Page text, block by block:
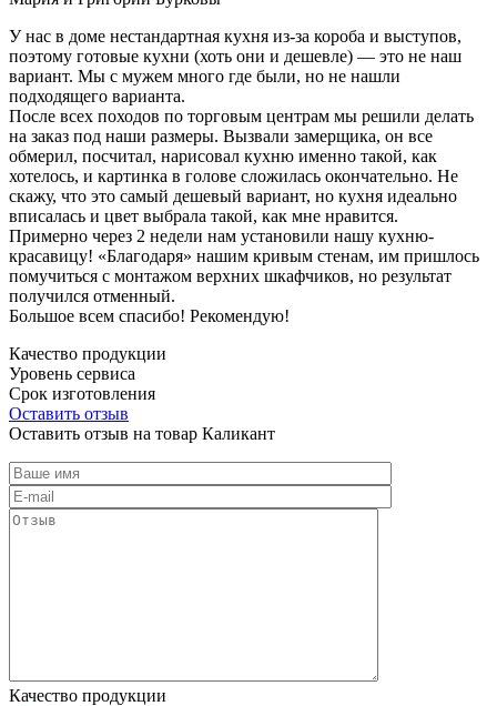
У нас в доме нестандартная кухня из-за короба и выступов,
поэтому готовые кухни (хоть они и дешевле) — это не наш
вариант. Мы с мужем много где были, но не нашли
подходящего варианта.
После всех походов по торговым центрам мы решили делать
на заказ под наши размеры. Вызвали замерщика, он все
обмерил, посчитал, нарисовал кухню именно такой, как
хотелось, и картинка в голове сложилась окончательно. Не
скажу, что это самый дешевый вариант, но кухня идеально
вписалась и цвет выбрала такой, как мне нравится.
Примерно через 2 недели нам установили нашу кухню-
красавицу! «Благодаря» нашим кривым стенам, им пришлось
помучиться с монтажом верхних шкафчиков, но результат
получился отменный.
Большое всем спасибо! Рекомендую!
Качество продукции
Уровень сервиса
Срок изготовления
Оставить отзыв
Оставить отзыв на товар Каликант
Качество продукции